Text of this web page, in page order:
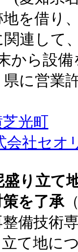
を借り
連して
から設
に営業
光町
会社セオ
盛り立
を了承
備技術
て地に